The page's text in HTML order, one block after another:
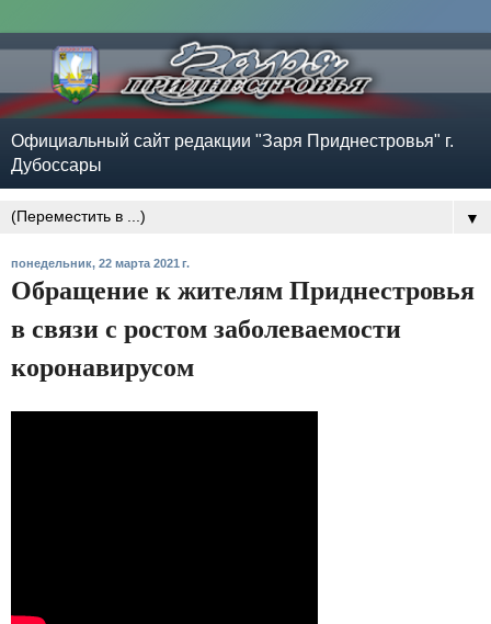
Официальный сайт редакции "Заря Приднестровья" г.
Дубоссары
▼
понедельник, 22 марта 2021 г.
Обращение к жителям Приднестровья
в связи с ростом заболеваемости
коронавирусом